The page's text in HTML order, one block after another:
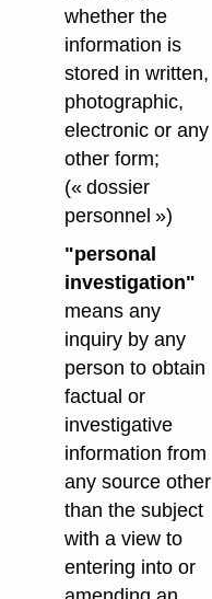
whether the
information is
stored in written,
photographic,
electronic or any
other form;
(« dossier
personnel »)
"personal
investigation"
means any
inquiry by any
person to obtain
factual or
investigative
information from
any source other
than the subject
with a view to
entering into or